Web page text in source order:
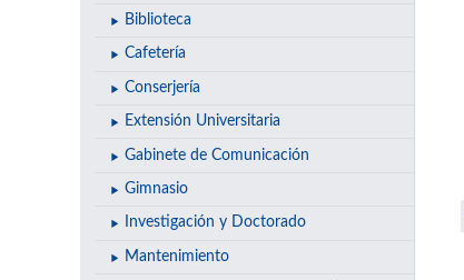
Biblioteca
Cafetería
Conserjería
Extensión Universitaria
Gabinete de Comunicación
Gimnasio
Investigación y Doctorado
Mantenimiento